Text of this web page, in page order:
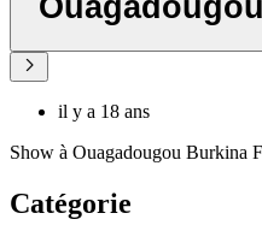
il y a 18 ans
Show à Ouagadougou Burkina
Catégorie